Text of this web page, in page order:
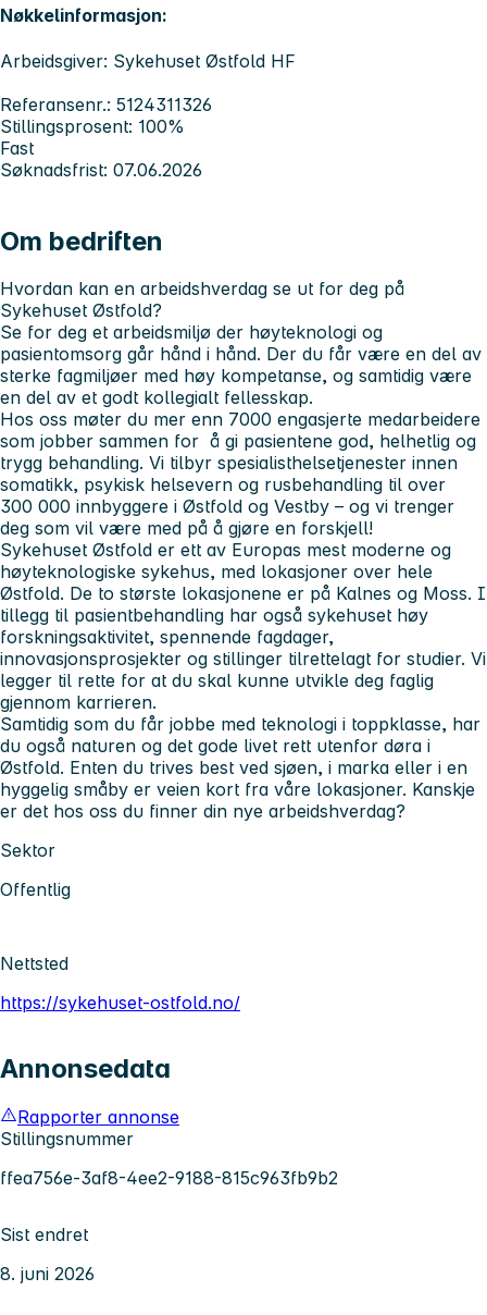
Nøkkelinformasjon:
Arbeidsgiver: Sykehuset Østfold HF
Referansenr.: 5124311326
Stillingsprosent: 100%
Fast
Søknadsfrist: 07.06.2026
Om bedriften
Hvordan kan en arbeidshverdag se ut for deg på
Sykehuset Østfold?
Se for deg et arbeidsmiljø der høyteknologi og
pasientomsorg går hånd i hånd. Der du får være en del av
sterke fagmiljøer med høy kompetanse, og samtidig være
en del av et godt kollegialt fellesskap.
Hos oss møter du mer enn 7000 engasjerte medarbeidere
som jobber sammen for å gi pasientene god, helhetlig og
trygg behandling. Vi tilbyr spesialisthelsetjenester innen
somatikk, psykisk helsevern og rusbehandling til over
300 000 innbyggere i Østfold og Vestby – og vi trenger
deg som vil være med på å gjøre en forskjell!
Sykehuset Østfold er ett av Europas mest moderne og
høyteknologiske sykehus, med lokasjoner over hele
Østfold. De to største lokasjonene er på Kalnes og Moss. I
tillegg til pasientbehandling har også sykehuset høy
forskningsaktivitet, spennende fagdager,
innovasjonsprosjekter og stillinger tilrettelagt for studier. Vi
legger til rette for at du skal kunne utvikle deg faglig
gjennom karrieren.
Samtidig som du får jobbe med teknologi i toppklasse, har
du også naturen og det gode livet rett utenfor døra i
Østfold. Enten du trives best ved sjøen, i marka eller i en
hyggelig småby er veien kort fra våre lokasjoner. Kanskje
er det hos oss du finner din nye arbeidshverdag?
Sektor
Offentlig
Nettsted
https://sykehuset-ostfold.no/
Annonsedata
Rapporter annonse
Stillingsnummer
ffea756e-3af8-4ee2-9188-815c963fb9b2
Sist endret
8. juni 2026